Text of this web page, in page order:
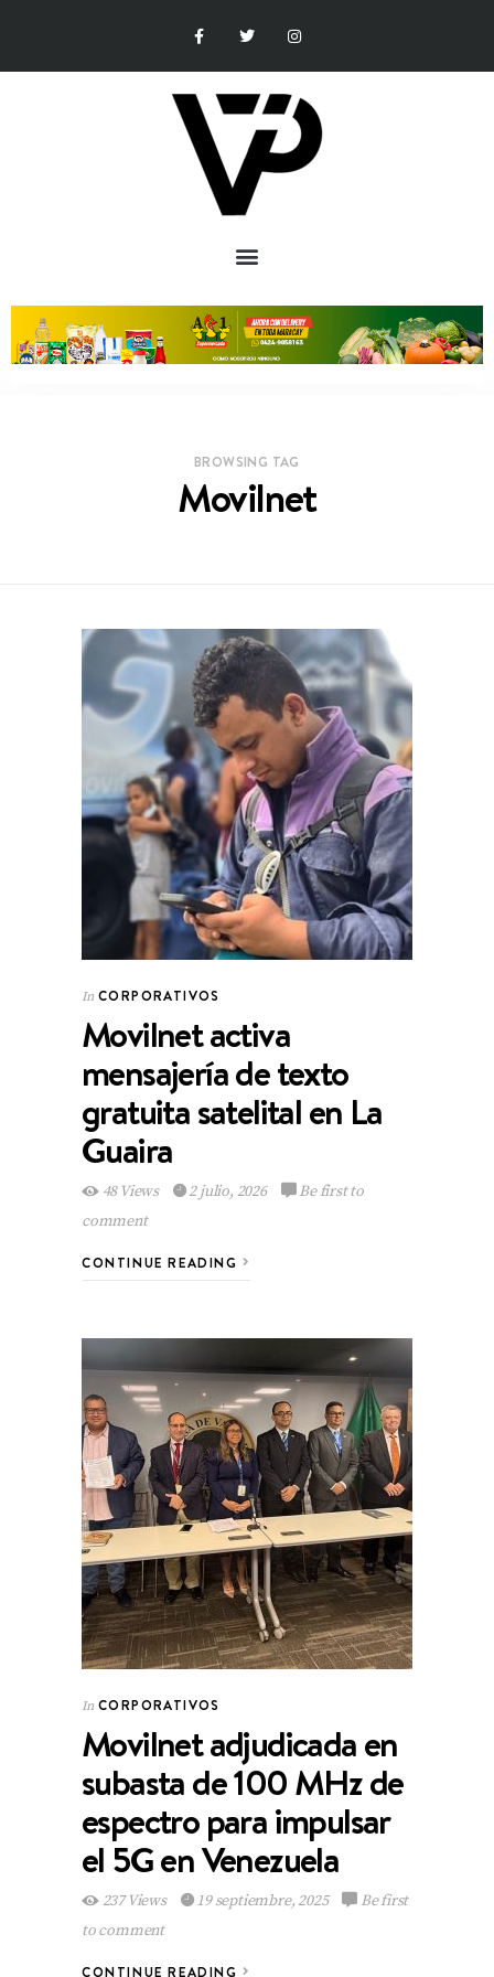
BROWSING TAG
Movilnet
In CORPORATIVOS
Movilnet activa
mensajería de texto
gratuita satelital en La
Guaira
48 Views 2 julio, 2026
Be first to
comment
CONTINUE READING
In CORPORATIVOS
Movilnet adjudicada en
subasta de 100 MHz de
espectro para impulsar
el 5G en Venezuela
237 Views 19 septiembre, 2025
Be first
to comment
CONTINUE READING